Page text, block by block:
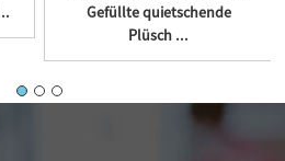
Gefüllte quietschende
Plüsch ...